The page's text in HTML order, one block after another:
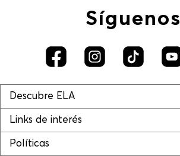
Síguenos
Descubre ELA
Links de interés
Políticas